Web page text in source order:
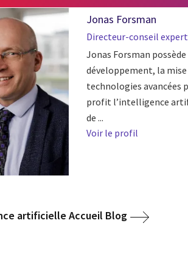
Jonas Forsman
Directeur-conseil expert
Jonas Forsman
développement, la mise
technologies avancées
profit l’intelligence
de ...
Voir le profil
artificielle Accueil Blog